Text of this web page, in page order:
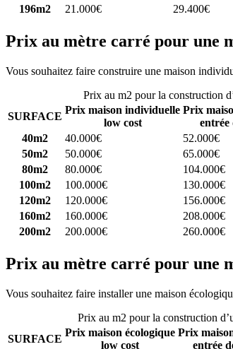
196m2
21.000€ 29.400€
Prix au mètre carré pour une
Vous souhaitez faire construire une maison
Prix au m2 pour la construction
SURFACE
Prix maison individuelle
low cost
Prix
entrée
40m2
40.000€ 52.000€
50m2
50.000€ 65.000€
80m2
80.000€ 104.000€
100m2
100.000€ 130.000€
120m2
120.000€ 156.000€
160m2
160.000€ 208.000€
200m2
200.000€ 260.000€
Prix au mètre carré pour une
Vous souhaitez faire installer une maison
Prix au m2 pour la construction
SURFACE
Prix maison écologique
low cost
Prix
entrée